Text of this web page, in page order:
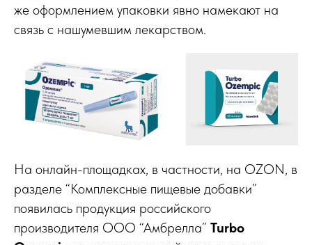
же оформлением упаковки явно намекают на
связь с нашумевшим лекарством.
На онлайн-площадках, в частности, на OZON, в
разделе “Комплексные пищевые добавки”
появилась продукция российского
производителя ООО “Амбрелла” Turbo